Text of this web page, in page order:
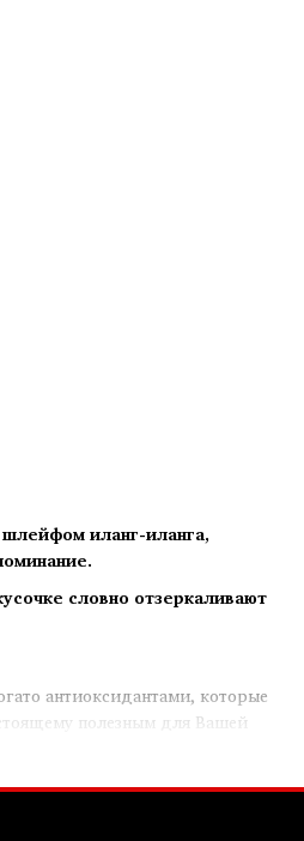
иланг-иланга,
словно отзеркаливают
антиоксидантами, которые
полезным для Вашей